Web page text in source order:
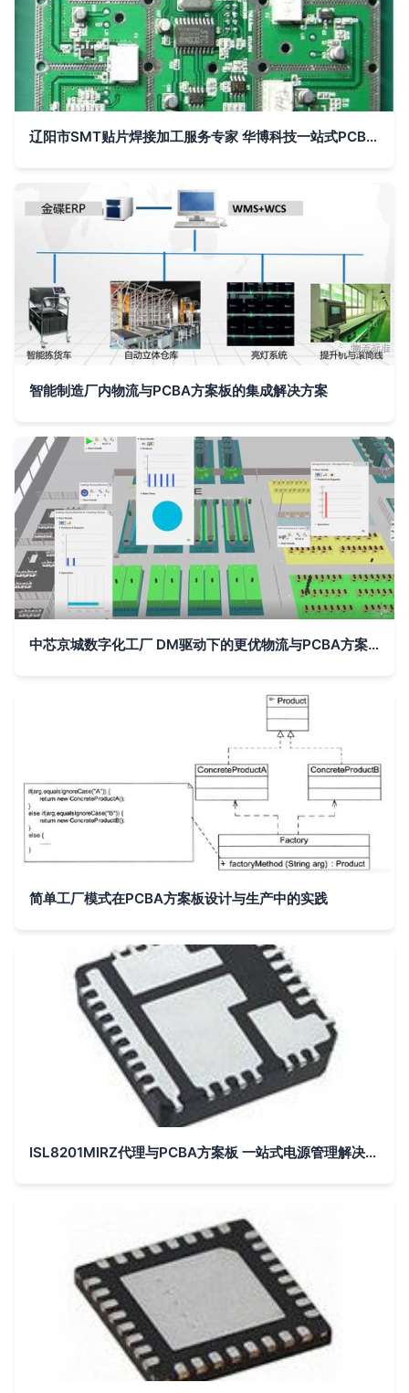
辽阳市SMT贴片焊接加工服务专家 华博科技一站式PCBA方案板解决方案
智能制造厂内物流与PCBA方案板的集成解决方案
中芯京城数字化工厂 DM驱动下的更优物流与PCBA方案板协同策略
简单工厂模式在PCBA方案板设计与生产中的实践
ISL8201MIRZ代理与PCBA方案板 一站式电源管理解决方案